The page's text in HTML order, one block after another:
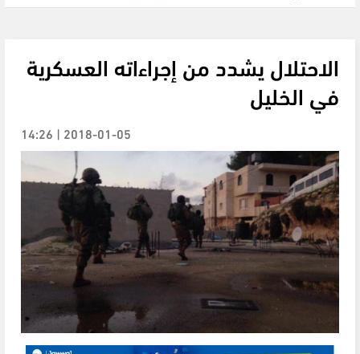
الاحتلال يشدد من إجراءاته العسكرية
في الخليل
2018-01-05 | 14:26